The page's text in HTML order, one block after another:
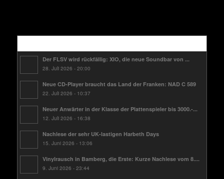
Der FLSV wird rückfällig: XIO, die neue Soundbar von ...
28. Juli 2026 - 20:00
Neue CD-Player braucht das Land der Franken: NAD C 589
22. Juli 2026 - 10:37
Neuer Anwärter in der Klasse der Plattenspieler bis 3000.-...
12. Juli 2026 - 16:38
Nachlese der sehr UK-lastigen Harbeth Days
15. Juni 2026 - 13:06
Vinylrausch in Bamberg, die Erste: Kurze Nachlese vom 8....
9. Juni 2026 - 23:44